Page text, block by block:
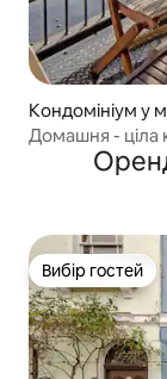
Кондомініум у
Домашня - ціла
Вибір гостей
Вибір гостей